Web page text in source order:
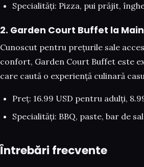
Specialități: Pizza, pui prăjit,
2. Garden Court Buffet la
Cunoscut pentru prețurile sale
confort, Garden Court Buffet este
care caută o experiență culinară
Preț: 16.99 USD pentru adulți,
Specialități: BBQ, paste, bar de
Întrebări frecvente